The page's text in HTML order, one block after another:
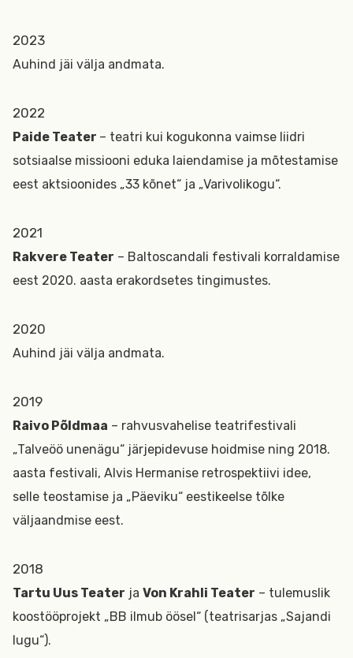
2023
Auhind jäi välja andmata.
2022
Paide Teater – teatri kui kogukonna vaimse liidri
sotsiaalse missiooni eduka laiendamise ja mõtestamise
eest aktsioonides „33 kõnet“ ja „Varivolikogu“.
2021
Rakvere Teater – Baltoscandali festivali korraldamise
eest 2020. aasta erakordsetes tingimustes.
2020
Auhind jäi välja andmata.
2019
Raivo Põldmaa – rahvusvahelise teatrifestivali
„Talveöö unenägu“ järjepidevuse hoidmise ning 2018.
aasta festivali, Alvis Hermanise retrospektiivi idee,
selle teostamise ja „Päeviku“ eestikeelse tõlke
väljaandmise eest.
2018
Tartu Uus Teater ja Von Krahli Teater – tulemuslik
koostööprojekt „BB ilmub öösel“ (teatrisarjas „Sajandi
lugu“).